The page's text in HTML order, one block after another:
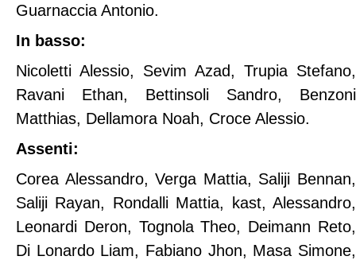
Guarnaccia Antonio.
In basso:
Nicoletti Alessio, Sevim Azad, Trupia Stefano,
Ravani Ethan, Bettinsoli Sandro, Benzoni
Matthias, Dellamora Noah, Croce Alessio.
Assenti:
Corea Alessandro, Verga Mattia, Saliji Bennan,
Saliji Rayan, Rondalli Mattia, kast, Alessandro,
Leonardi Deron, Tognola Theo, Deimann Reto,
Di Lonardo Liam, Fabiano Jhon, Masa Simone,